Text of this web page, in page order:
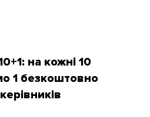
на кожні 10
1 безкоштовно